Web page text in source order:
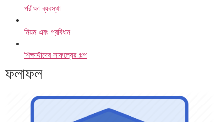
পরীক্ষা ব্যবস্থা
নিয়ম এবং প্রবিধান
শিক্ষার্থীদের সাফল্যের গল্প
ফলাফল